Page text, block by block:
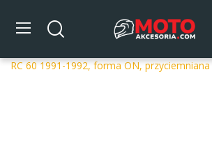
Strona główna DLA MOTOCYKLA Szyby
RC 60 1991-1992, forma ON, przyciemniana